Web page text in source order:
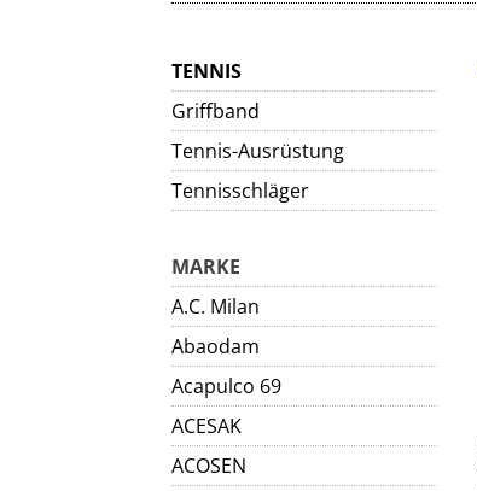
TENNIS
Griffband
Tennis-Ausrüstung
Tennisschläger
MARKE
A.C. Milan
Abaodam
Acapulco 69
ACESAK
ACOSEN